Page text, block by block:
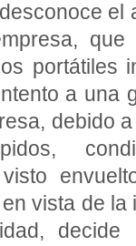
el
que
portátiles
a una
debido
vista de la